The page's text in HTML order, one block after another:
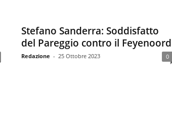
Stefano Sanderra: Soddisfatto
del Pareggio contro il Feyenoord
Redazione - 25 Ottobre 2023 0